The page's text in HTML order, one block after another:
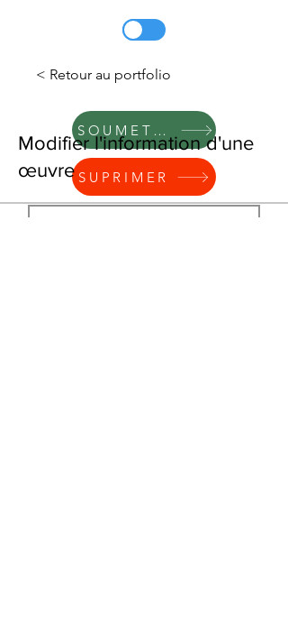
SOUMETTRE
SUPRIMER
< Retour au portfolio
Modifier l'information d'une
œuvre